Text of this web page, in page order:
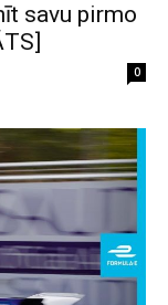
savu pirmo
0